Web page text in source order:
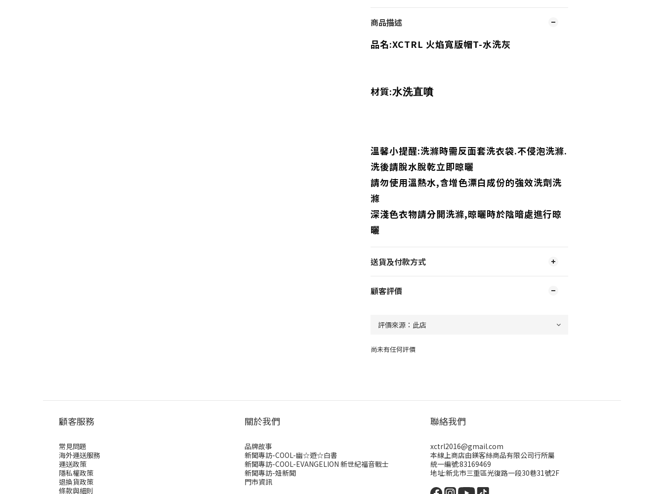
商品描述
品名:XCTRL 火焰寬版帽T-水洗灰
材質:水洗直噴
溫馨小提醒:洗滌時需反面套洗衣袋.不侵泡洗滌.
洗後請脫水脫乾立即晾曬
請勿使用溫熱水,含增色漂白成份的強效洗劑洗
滌
深淺色衣物請分開洗滌,晾曬時於陰暗處進行晾
曬
送貨及付款方式
顧客評價
尚未有任何評價
顧客服務
常見問題
海外運送服務
運送政策
隱私權政策
退換貨政策
條款與細則
關於我們
品牌故事
新聞專訪-COOL-幽☆遊☆白書
新聞專訪-COOL-EVANGELION 新世紀福音戰士
新聞專訪-妞新聞
門市資訊
聯絡我們
xctrl2016@gmail.com
本線上商店由鎂客絲商品有限公司行所屬
統一編號:83169469
地址:新北市三重區光復路一段30巷31號2F